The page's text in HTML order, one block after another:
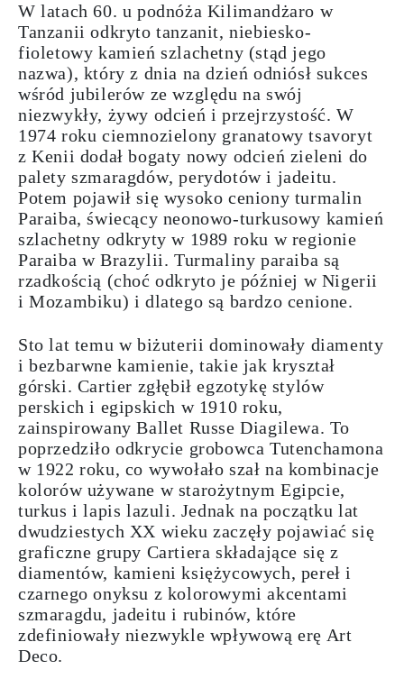
W latach 60. u podnóża Kilimandżaro w
Tanzanii odkryto tanzanit, niebiesko-
fioletowy kamień szlachetny (stąd jego
nazwa), który z dnia na dzień odniósł sukces
wśród jubilerów ze względu na swój
niezwykły, żywy odcień i przejrzystość. W
1974 roku ciemnozielony granatowy tsavoryt
z Kenii dodał bogaty nowy odcień zieleni do
paletyszmaragdów,perydotówi jadeitu.
Potem pojawił się wysokoceniony turmalin
Paraiba, świecący neonowo-turkusowy kamień
szlachetny odkryty w 1989 roku w regionie
Paraiba w Brazylii. Turmaliny paraiba są
rzadkością (choć odkryto je później w Nigerii
i Mozambiku) i dlatego są bardzo cenione.
Sto lat temu w biżuterii dominowały diamenty
i bezbarwne kamienie, takie jakkryształ
górski. Cartier zgłębił egzotykę stylów
perskich i egipskich w 1910 roku,
zainspirowany Ballet Russe Diagilewa. To
poprzedziło odkrycie grobowcaTutenchamona
w 1922 roku, co wywołało szał na kombinacje
kolorów używane w starożytnym Egipcie,
turkus i lapis lazuli. Jednak na początku lat
dwudziestych XX wieku zaczęły pojawiać się
graficzne grupy Cartiera składające się z
diamentów, kamieni księżycowych, pereł i
czarnego onyksu z kolorowymi akcentami
szmaragdu, jadeitu i rubinów, które
zdefiniowały niezwykle wpływową erę Art
Deco.